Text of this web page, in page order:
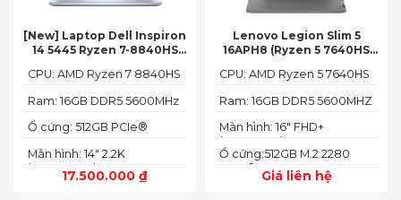
[New] Laptop Dell Inspiron
14 5445 Ryzen 7-8840HS
Radeon 780M Màn 14inch
17.500.000 ₫
Màn hình: 14" 2.2K
(2240X1400)
Ổ cứng: 512GB PCIe®
Ram: 16GB DDR5 5600MHz
CPU: AMD Ryzen 7 8840HS
Lenovo Legion Slim 5
16APH8 (Ryzen 5 7640HS
4060 16″ FHD+ 144Hz)
Giá liên hệ
Ổ cứng:512GB M.2 2280
PCIe® 4.0 x4 SSD
Màn hình: 16" FHD+
(1920x1200) IPS
Ram: 16GB DDR5 5600MHZ
CPU: AMD Ryzen 5 7640HS